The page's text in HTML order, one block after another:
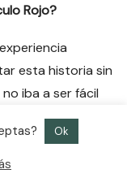
Rojo?
esta historia sin
iba a ser fácil
y necesitaba
para exponer
merece el caso.
Ok